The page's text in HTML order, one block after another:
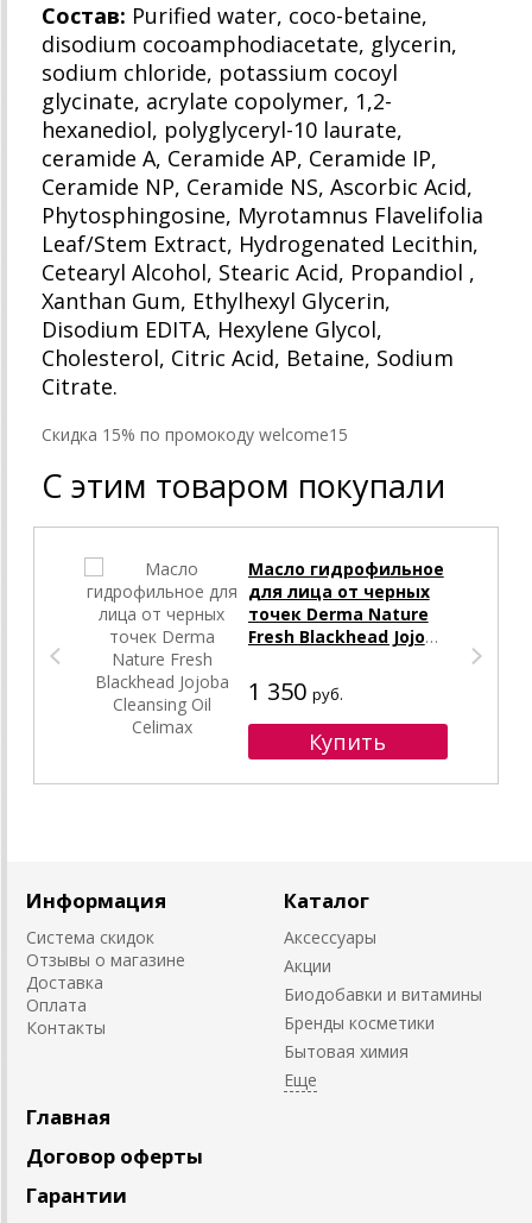
Состав: Purified water, coco-betaine,
disodium cocoamphodiacetate, glycerin,
sodium chloride, potassium cocoyl
glycinate, acrylate copolymer, 1,2-
hexanediol, polyglyceryl-10 laurate,
ceramide A, Ceramide AP, Ceramide IP,
Ceramide NP, Ceramide NS, Ascorbic Acid,
Phytosphingosine, Myrotamnus Flavelifolia
Leaf/Stem Extract, Hydrogenated Lecithin,
Cetearyl Alcohol, Stearic Acid, Propandiol ,
Xanthan Gum, Ethylhexyl Glycerin,
Disodium EDITA, Hexylene Glycol,
Cholesterol, Citric Acid, Betaine, Sodium
Citrate.
Cкидка 15% по промокоду welcome15
С этим товаром покупали
Масло гидрофильное
для лица от черных
точек Derma Nature
Fresh Blackhead Jojoba
1 350 руб.
Информация
Система скидок
Отзывы о магазине
Доставка
Оплата
Контакты
Каталог
Аксессуары
Акции
Биодобавки и витамины
Бренды косметики
Бытовая химия
Главная
Договор оферты
Гарантии